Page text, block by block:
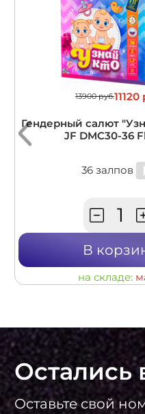
13900 руб.11120
Гендерный салют
JF DMC30-36
36 залпов
В
на складе:
Остались
Оставьте свой